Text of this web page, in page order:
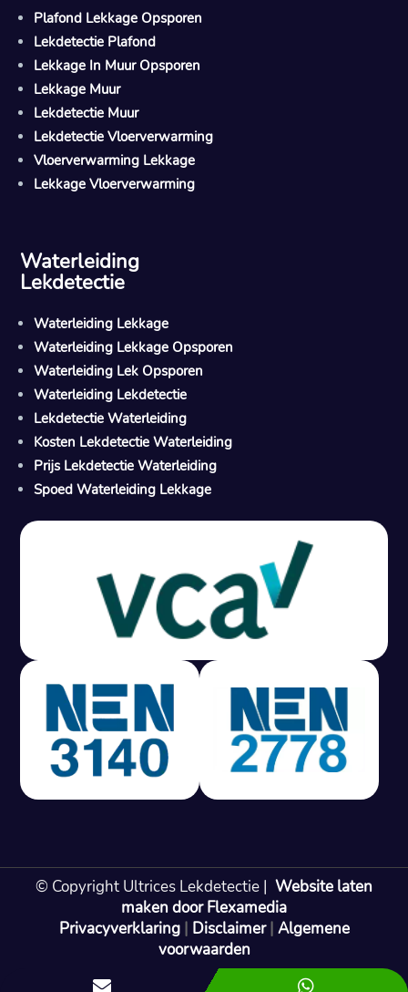
M
Gratis offerte in 24 uur
Geen lekkage? Geen betaling.
Vast tarief van € 395,- exc btw.
Rapport binnen 3 werkdagen.
100% RIsicovrij.
Vaak vergoed door verzekeraar.
Gratis offerte in 24 uur
Bel: 085 080 55 42
Plafond Lekkage Opsporen
Lekdetectie Plafond
Lekkage In Muur Opsporen
Lekkage Muur
Lekdetectie Muur
Lekdetectie Vloerverwarming
Vloerverwarming Lekkage
Lekkage Vloerverwarming
Waterleiding
Lekdetectie
Waterleiding Lekkage
Waterleiding Lekkage Opsporen
Waterleiding Lek Opsporen
Waterleiding Lekdetectie
Lekdetectie Waterleiding
Kosten Lekdetectie Waterleiding
Prijs Lekdetectie Waterleiding
Spoed Waterleiding Lekkage
© Copyright Ultrices Lekdetectie | Website laten
maken door Flexamedia
Privacyverklaring| Disclaimer| Algemene
voorwaarden
 